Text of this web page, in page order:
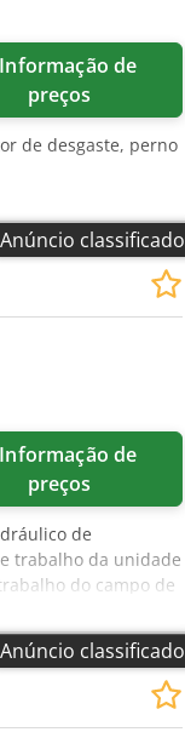
preços
de desgaste, perno
Anúncio classificado
preços
de
trabalho da unidade
do campo de
Anúncio classificado